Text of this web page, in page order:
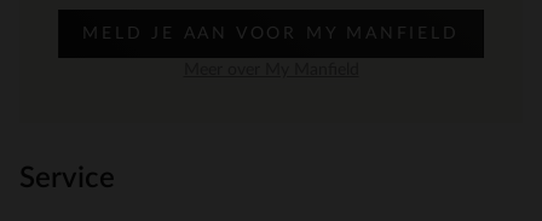
MELD JE AAN VOOR MY MANFIELD
Service